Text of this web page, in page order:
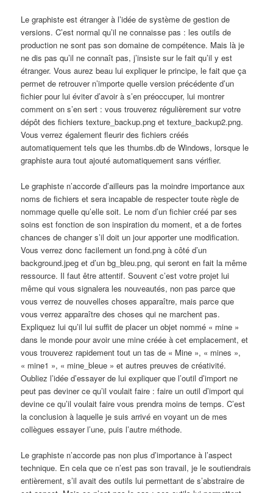
Le graphiste est étranger à l’idée de système de gestion de
versions. C’est normal qu’il ne connaisse pas : les outils de
production ne sont pas son domaine de compétence. Mais là je
ne dis pas qu’il ne connaît pas, j’insiste sur le fait qu’il y est
étranger. Vous aurez beau lui expliquer le principe, le fait que ça
permet de retrouver n’importe quelle version précédente d’un
fichier pour lui éviter d’avoir à s’en préoccuper, lui montrer
comment on s’en sert : vous trouverez régulièrement sur votre
dépôt des fichierstexture_backup.png ettexture_backup2.png.
Vous verrez également fleurir des fichiers créés
automatiquement tels que lesthumbs.db de Windows, lorsque le
graphiste aura tout ajouté automatiquement sans vérifier.
Le graphiste n’accorde d’ailleurs pas la moindre importance aux
noms de fichiers et sera incapable de respecter toute règle de
nommage quelle qu’elle soit. Le nom d’un fichier créé par ses
soins est fonction de son inspiration du moment, et a de fortes
chances de changer s’il doit un jour apporter une modification.
Vous verrez donc facilement unfond.png à côté d’un
background.jpeg et d’unbg_bleu.png, qui seront en fait la même
ressource. Il faut être attentif. Souvent c’est votre projet lui
même qui vous signalera les nouveautés, non pas parce que
vous verrez de nouvelles choses apparaître, mais parce que
vous verrez apparaître des choses qui ne marchent pas.
Expliquez lui qu’il lui suffit de placer un objet nommé « mine »
dans le monde pour avoir une mine créée à cet emplacement, et
vous trouverez rapidement tout un tas de « Mine », « mines »,
« mine1 », « mine_bleue » et autres preuves de créativité.
Oubliez l’idée d’essayer de lui expliquer que l’outil d’import ne
peut pas deviner ce qu’il voulait faire : faire un outil d’import qui
devine ce qu’il voulait faire vous prendra moins de temps. C’est
la conclusion à laquelle je suis arrivé en voyant un de mes
collègues essayer l’une, puis l’autre méthode.
Le graphiste n’accorde pas non plus d’importance à l’aspect
technique. En cela que ce n’est pas son travail, je le soutiendrais
entièrement, s’il avait des outils lui permettant de s’abstraire de